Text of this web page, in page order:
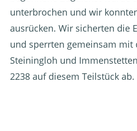
unterbrochen und wir
ausrücken. Wir sicherten die
und sperrten gemeinsam mit
Steiningloh und
2238 auf diesem Teilstück ab.